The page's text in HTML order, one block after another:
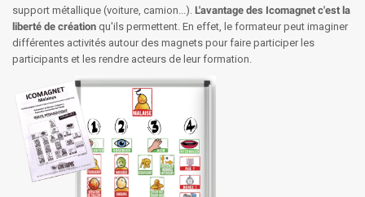
support métallique (voiture, camion...). L'avantage des Icomagnet c'est la
liberté de création qu'ils permettent. En effet, le formateur peut imaginer
différentes activités autour des magnets pour faire participer les
participants et les rendre acteurs de leur formation.